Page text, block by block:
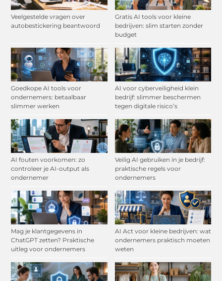
Veelgestelde vragen over
autobestickering beantwoord
Gratis AI tools voor kleine
bedrijven: slim starten zonder
budget
Goedkope AI tools voor
ondernemers: betaalbaar
slimmer werken
AI voor cyberveiligheid klein
bedrijf: slimmer beschermen
tegen digitale risico’s
AI fouten voorkomen: zo
controleer je AI-output als
ondernemer
Veilig AI gebruiken in je bedrijf:
praktische regels voor
ondernemers
Mag je klantgegevens in
ChatGPT zetten? Praktische
uitleg voor ondernemers
AI Act voor kleine bedrijven: wat
ondernemers praktisch moeten
weten